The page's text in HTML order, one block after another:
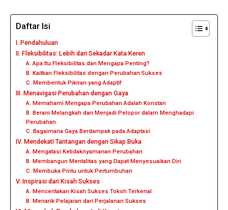
Daftar Isi
I. Pendahuluan
II. Fleksibilitas: Lebih dari Sekadar Kata Keren
A. Apa Itu Fleksibilitas dan Mengapa Penting?
B. Kaitkan Fleksibilitas dengan Perubahan Sukses
C. Membentuk Pikiran yang Adaptif
III. Menavigasi Perubahan dengan Gaya
A. Memahami Mengapa Perubahan Adalah Konstan
B. Berani Melangkah dan Menjadi Pelopor dalam Menghadapi
Perubahan
C. Bagaimana Gaya Berdampak pada Adaptasi
IV. Mendekati Tantangan dengan Sikap Buka
A. Mengatasi Ketidaknyamanan Perubahan
B. Membangun Mentalitas yang Dapat Menyesuaikan Diri
C. Membuka Pintu untuk Pertumbuhan
V. Inspirasi dari Kisah Sukses
A. Menceritakan Kisah Sukses Tokoh Terkenal
B. Menarik Pelajaran dari Perjalanan Sukses